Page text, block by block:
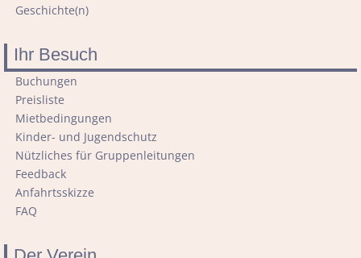
Geschichte(n)
Ihr Besuch
Navigation
überspringen
Buchungen
Preisliste
Mietbedingungen
Kinder- und Jugendschutz
Nützliches für Gruppenleitungen
Feedback
Anfahrtsskizze
FAQ